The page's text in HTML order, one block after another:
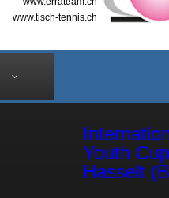
www.tisch-tennis.ch
Youth
Hasselt